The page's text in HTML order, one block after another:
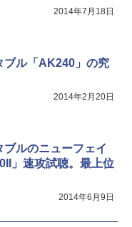
2014年7月18日
ブル「AK240」の究
2014年2月20日
ブルのニューフェイ
」速攻試聴。最上位
2014年6月9日